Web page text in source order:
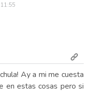
Ay a mi me cuesta
en estas cosas pero si